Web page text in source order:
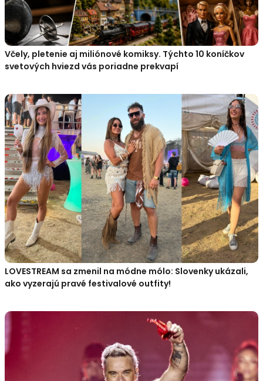
Včely, pletenie aj miliónové komiksy. Týchto 10 koníčkov
svetových hviezd vás poriadne prekvapí
LOVESTREAM sa zmenil na módne mólo: Slovenky ukázali,
ako vyzerajú pravé festivalové outfity!